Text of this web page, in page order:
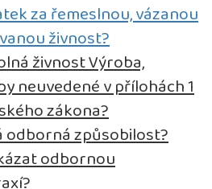
za řemeslnou, vázanou
živnost?
živnost Výroba,
neuvedené v přílohách 1
zákona?
odborná způsobilost?
odbornou